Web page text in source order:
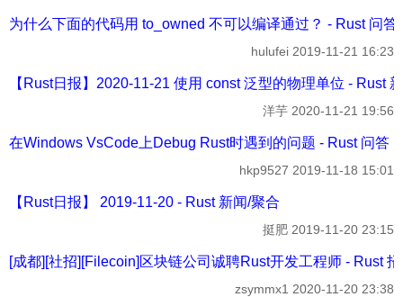
为什么下面的代码用 to_owned 不可以编译通过？ - Rust 问答
hulufei 2019-11-21 16:23
【Rust日报】2020-11-21 使用 const 泛型的物理单位 - Rust
洋芋 2020-11-21 19:56
在Windows VsCode上Debug Rust时遇到的问题 - Rust 问答
hkp9527 2019-11-18 15:01
【Rust日报】 2019-11-20 - Rust 新闻/聚合
挺肥 2019-11-20 23:15
[成都][社招][Filecoin]区块链公司诚聘Rust开发工程师 - Rust
zsymmx1 2020-11-20 23:38